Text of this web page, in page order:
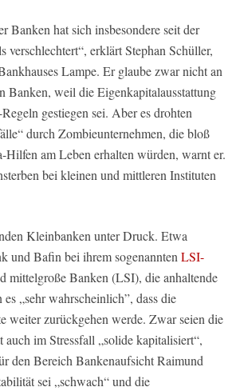
Banken hat sich insbesondere seit der
verschlechtert“, erklärt Stephan Schüller,
Lampe. Er glaube zwar nicht an
Banken, weil die Eigenkapitalausstattung
gestiegen sei. Aber es drohten
durch Zombieunternehmen, die bloß
Hilfen am Leben erhalten würden, warnt er.
bei kleinen und mittleren Instituten
Kleinbanken unter Druck. Etwa
und Bafin bei ihrem sogenanntenLSI-
mittelgroße Banken (LSI), die anhaltende
„sehr wahrscheinlich”, dass die
weiter zurückgehen werde. Zwar seien die
im Stressfall „solide kapitalisiert“,
den Bereich Bankenaufsicht Raimund
sei „schwach“ und die